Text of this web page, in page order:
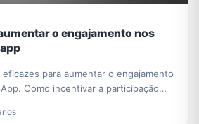
o engajamento nos
para aumentar o engajamento
Como incentivar a participação
Saiba mais!